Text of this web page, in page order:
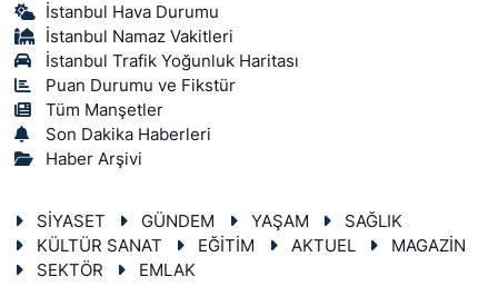
İstanbul Hava Durumu
İstanbul Namaz Vakitleri
İstanbul Trafik Yoğunluk Haritası
Puan Durumu ve Fikstür
Tüm Manşetler
Son Dakika Haberleri
Haber Arşivi
SİYASET GÜNDEM YAŞAM
SAĞLIK
KÜLTÜR SANAT
EĞİTİM AKTUEL
MAGAZİN
SEKTÖR
EMLAK